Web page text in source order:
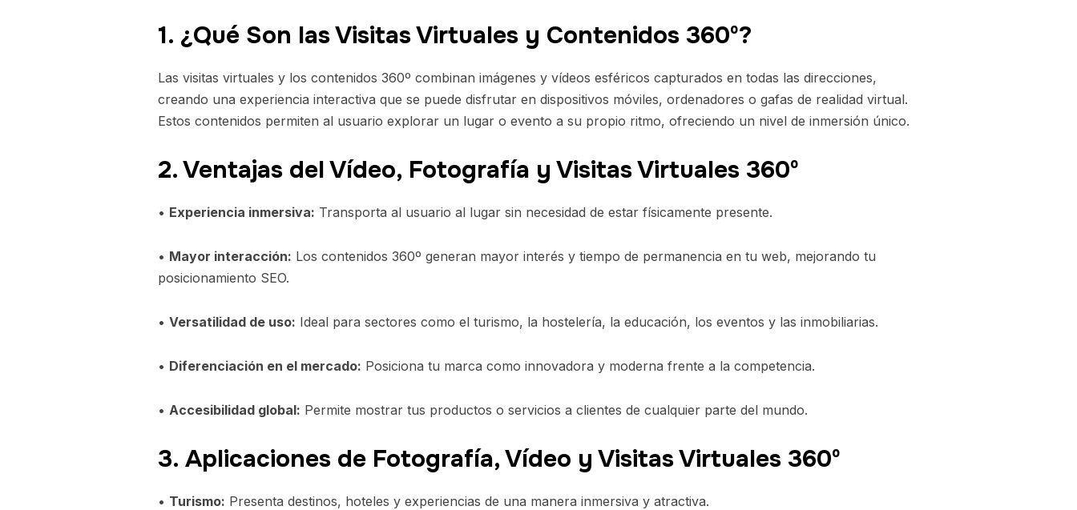
1. ¿Qué Son las Visitas Virtuales y Contenidos 360º?
Las visitas virtuales y los contenidos 360º combinan imágenes y vídeos esféricos capturados en todas las direcciones,
creando una experiencia interactiva que se puede disfrutar en dispositivos móviles, ordenadores o gafas de realidad virtual.
Estos contenidos permiten al usuario explorar un lugar o evento a su propio ritmo, ofreciendo un nivel de inmersión único.
2. Ventajas del Vídeo, Fotografía y Visitas Virtuales 360º
• Experiencia inmersiva: Transporta al usuario al lugar sin necesidad de estar físicamente presente.
• Mayor interacción: Los contenidos 360º generan mayor interés y tiempo de permanencia en tu web, mejorando tu
posicionamiento SEO.
• Versatilidad de uso: Ideal para sectores como el turismo, la hostelería, la educación, los eventos y las inmobiliarias.
• Diferenciación en el mercado: Posiciona tu marca como innovadora y moderna frente a la competencia.
• Accesibilidad global: Permite mostrar tus productos o servicios a clientes de cualquier parte del mundo.
3. Aplicaciones de Fotografía, Vídeo y Visitas Virtuales 360º
• Turismo: Presenta destinos, hoteles y experiencias de una manera inmersiva y atractiva.